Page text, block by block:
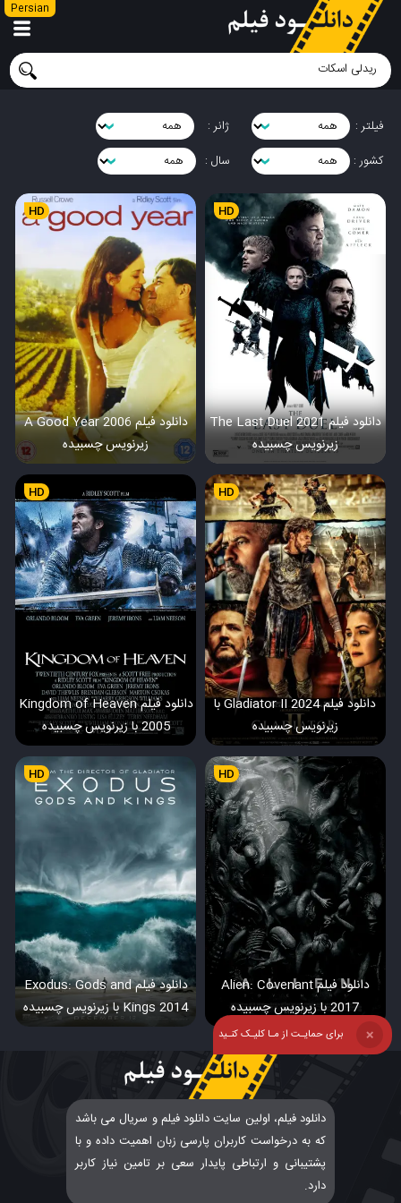
Persian
فیلتر :
ژانر :
کشور :
سال :
دانلود فیلم The Last Duel 2021
زیرنویس چسبیده
HD
دانلود فیلم A Good Year 2006
زیرنویس چسبیده
HD
دانلود فیلم Gladiator II 2024 با
زیرنویس چسبیده
HD
دانلود فیلم Kingdom of Heaven
2005 با زیرنویس چسبیده
HD
دانلود فیلم Alien: Covenant
2017 با زیرنویس چسبیده
HD
دانلود فیلم Exodus: Gods and
Kings 2014 با زیرنویس چسبیده
HD
دانلود فیلم، اولین سایت دانلود فیلم و سریال می باشد
که به درخواست کاربران پارسی زبان اهمیت داده و با
پشتیبانی و ارتباطی پایدار سعی بر تامین نیاز کاربر
دارد.
برای حمایـت از مـا کلیـک کنـید ❌